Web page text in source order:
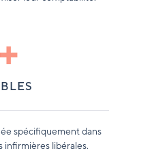
+
spécifiquement dans
infirmières libérales.